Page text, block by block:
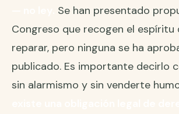
Se han presentado
Congreso que recogen el espíritu
reparar, pero ninguna se ha
publicado. Es importante decirlo
sin alarmismo y sin venderte